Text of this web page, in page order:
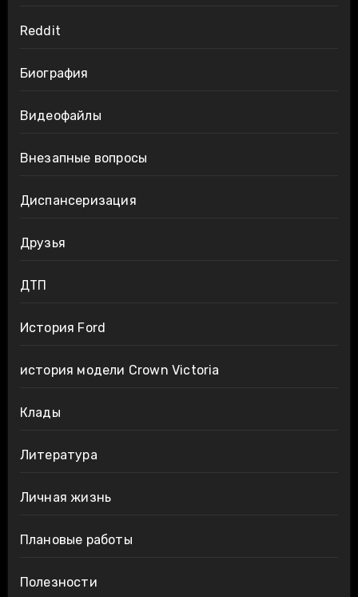
Reddit
Биография
Видеофайлы
Внезапные вопросы
Диспансеризация
Друзья
ДТП
История Ford
история модели Crown Victoria
Клады
Литература
Личная жизнь
Плановые работы
Полезности